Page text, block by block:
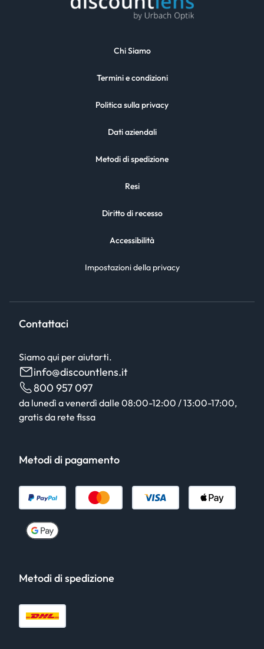
Chi Siamo
Termini e condizioni
Politica sulla privacy
Dati aziendali
Metodi di spedizione
Resi
Diritto di recesso
Accessibilità
Impostazioni della privacy
Contattaci
Siamo qui per aiutarti.
info@discountlens.it
800 957 097
da lunedì a venerdì dalle 08:00-12:00 / 13:00-17:00,
gratis da rete fissa
Metodi di pagamento
Metodi di spedizione